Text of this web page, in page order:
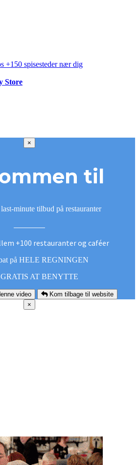
+150 spisesteder nær dig
Store
×
til
minute tilbud på restauranter
+100 restauranter og caféer
på HELE REGNINGEN
GRATIS AT BENYTTE
video
Kom tilbage til website
×